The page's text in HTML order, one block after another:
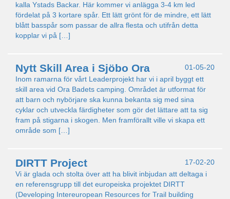
kalla Ystads Backar. Här kommer vi anlägga 3-4 km led
fördelat på 3 kortare spår. Ett lätt grönt för de mindre, ett lätt
blått basspår som passar de allra flesta och utifrån detta
kopplar vi på […]
01-05-20
Nytt Skill Area i Sjöbo Ora
Inom ramarna för vårt Leaderprojekt har vi i april byggt ett
skill area vid Ora Badets camping. Området är utformat för
att barn och nybörjare ska kunna bekanta sig med sina
cyklar och utveckla färdigheter som gör det lättare att ta sig
fram på stigarna i skogen. Men framförallt ville vi skapa ett
område som […]
17-02-20
DIRTT Project
Vi är glada och stolta över att ha blivit inbjudan att deltaga i
en referensgrupp till det europeiska projektet DIRTT
(Developing Intereuropean Resources for Trail building